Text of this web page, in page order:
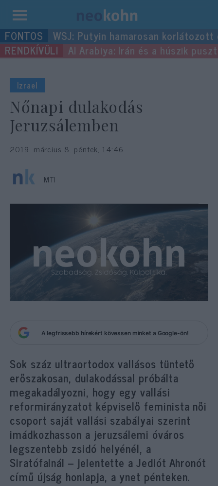
Kilépés
a
tartalomba
WSJ: Putyin hamarosan
Al Arabiya: Irán és a húszik
Izrael
Nőnapi dulakodás
Jeruzsálemben
2019. március 8. péntek, 14:46
MTI
A legfrissebb hírekért kövessen minket a Google-ön!
Sok száz ultraortodox vallásos tüntető
erőszakosan, dulakodással próbálta
megakadályozni, hogy egy vallási
reformirányzatot képviselő feminista női
csoport saját vallási szabályai szerint
imádkozhasson a jeruzsálemi óváros
legszentebb zsidó helyénél, a
Siratófalnál – jelentette a Jediót Ahronót
című újság honlapja, a ynet pénteken.